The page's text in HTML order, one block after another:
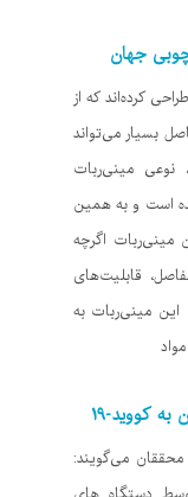
جهان
کرده‌اند که از
بسیار می‌تواند
مینی‌ربات
است و به همین
مینی‌ربات اگرچه
قابلیت‌های
مینی‌ربات به
کووید-۱۹
تب یکی از علائم اصلی کووید-۱۹: محققان می‌گویند: